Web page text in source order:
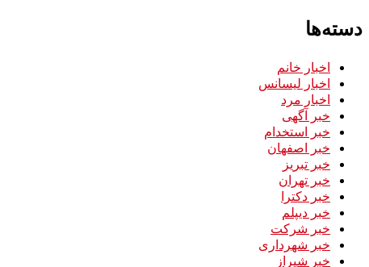
دسته‌ها
اخبار خانم
اخبار لیسانس
اخبار مرد
خبر آگهی
خبر استخدام
خبر اصفهان
خبر تبریز
خبر تهران
خبر دکترا
خبر دیپلم
خبر شرکت
خبر شهرداری
خبر شیراز